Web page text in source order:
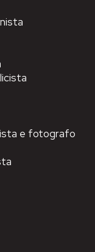
e fotografo